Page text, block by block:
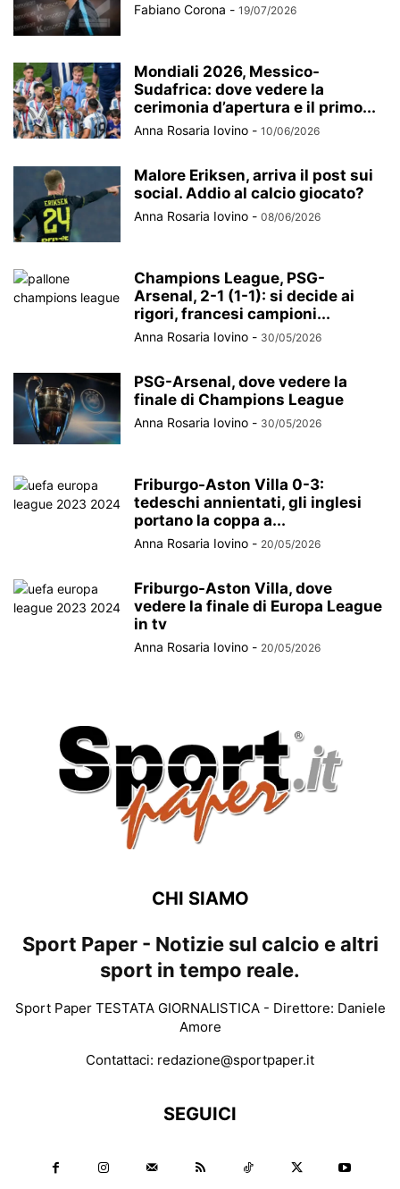
Fabiano Corona - 19/07/2026
Mondiali 2026, Messico-
Sudafrica: dove vedere la
cerimonia d’apertura e il primo...
Anna Rosaria Iovino - 10/06/2026
Malore Eriksen, arriva il post sui
social. Addio al calcio giocato?
Anna Rosaria Iovino - 08/06/2026
Champions League, PSG-
Arsenal, 2-1 (1-1): si decide ai
rigori, francesi campioni...
Anna Rosaria Iovino - 30/05/2026
PSG-Arsenal, dove vedere la
finale di Champions League
Anna Rosaria Iovino - 30/05/2026
Friburgo-Aston Villa 0-3:
tedeschi annientati, gli inglesi
portano la coppa a...
Anna Rosaria Iovino - 20/05/2026
Friburgo-Aston Villa, dove
vedere la finale di Europa League
in tv
Anna Rosaria Iovino - 20/05/2026
CHI SIAMO
Sport Paper - Notizie sul calcio e altri
sport in tempo reale.
Sport Paper TESTATA GIORNALISTICA - Direttore: Daniele
Amore
Contattaci: redazione@sportpaper.it
SEGUICI